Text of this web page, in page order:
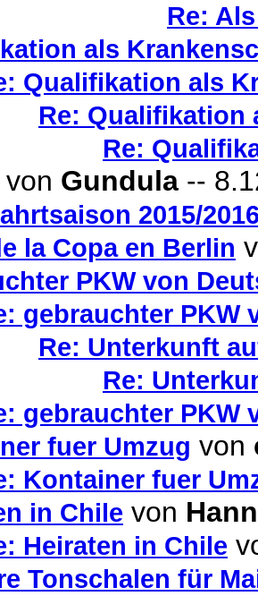
Re:
als
Qualifikation als
Re: Qualifikation
Re:
von Gundula --
2015/
la Copa en Berlin
PKW von
gebrauchter PKW
Re: Unterkunft
Re:
gebrauchter PKW
fuer Umzug von
Kontainer fuer
in Chile von
Heiraten in Chile
Tonschalen für